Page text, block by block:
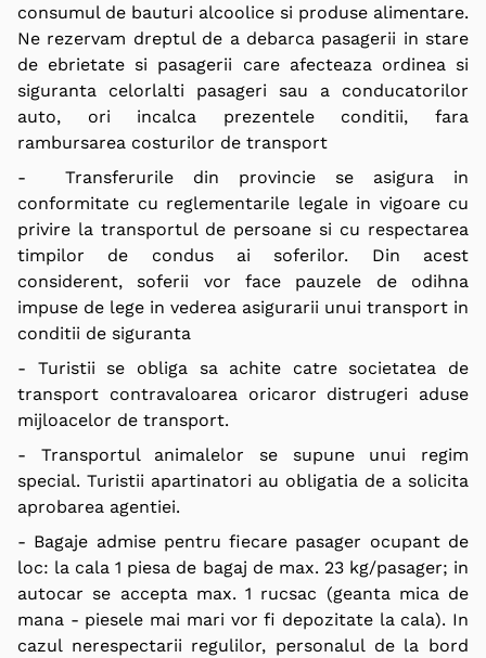
consumul de bauturi alcoolice si produse alimentare.
Ne rezervam dreptul de a debarca pasagerii in stare
de ebrietate si pasagerii care afecteaza ordinea si
siguranta celorlalti pasageri sau a conducatorilor
auto, ori incalca prezentele conditii, fara
rambursarea costurilor de transport
- Transferurile din provincie se asigura in
conformitate cu reglementarile legale in vigoare cu
privire la transportul de persoane si cu respectarea
timpilor de condus ai soferilor. Din acest
considerent, soferii vor face pauzele de odihna
impuse de lege in vederea asigurarii unui transport in
conditii de siguranta
- Turistii se obliga sa achite catre societatea de
transport contravaloarea oricaror distrugeri aduse
mijloacelor de transport.
- Transportul animalelor se supune unui regim
special. Turistii apartinatori au obligatia de a solicita
aprobarea agentiei.
- Bagaje admise pentru fiecare pasager ocupant de
loc: la cala 1 piesa de bagaj de max. 23 kg/pasager; in
autocar se accepta max. 1 rucsac (geanta mica de
mana - piesele mai mari vor fi depozitate la cala). In
cazul nerespectarii regulilor, personalul de la bord